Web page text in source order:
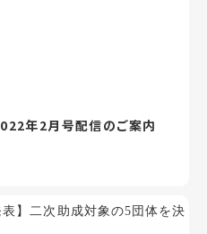
年2月号配信のご案内